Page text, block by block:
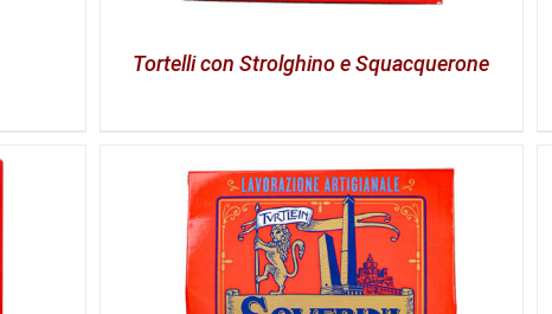
Tortelli con Strolghino e Squacquerone